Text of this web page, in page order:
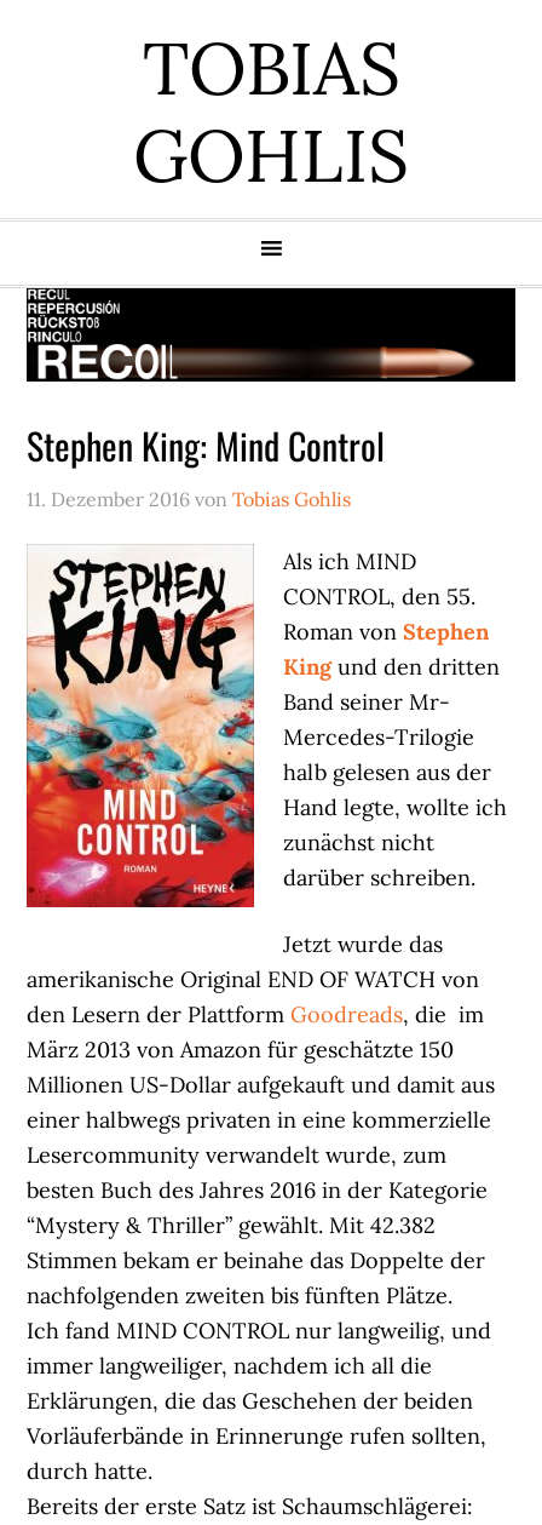
TOBIAS
GOHLIS
Stephen King: Mind Control
11. Dezember 2016 vonTobias Gohlis
Als ich MIND
CONTROL, den 55.
Roman vonStephen
Kingund den dritten
Band seiner Mr-
Mercedes-Trilogie
halb gelesen aus der
Hand legte, wollte ich
zunächst nicht
darüber schreiben.
Jetzt wurde das
amerikanische Original END OF WATCH von
den Lesern der PlattformGoodreads, die im
März 2013 von Amazon für geschätzte 150
Millionen US-Dollar aufgekauft und damit aus
einer halbwegs privaten in eine kommerzielle
Lesercommunity verwandelt wurde, zum
besten Buch des Jahres 2016 in der Kategorie
“Mystery & Thriller” gewählt. Mit 42.382
Stimmen bekam er beinahe das Doppelte der
nachfolgenden zweiten bis fünften Plätze.
Ich fand MIND CONTROL nur langweilig, und
immer langweiliger, nachdem ich all die
Erklärungen, die das Geschehen der beiden
Vorläuferbände in Erinnerunge rufen sollten,
durch hatte.
Bereits der erste Satz ist Schaumschlägerei: